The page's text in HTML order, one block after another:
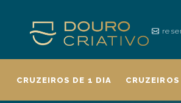
CRUZEIROS DE 1 DIA